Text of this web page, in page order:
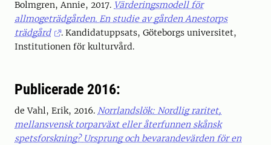
Bolmgren, Annie, 2017. Värderingsmodell för
allmogeträdgården. En studie av gården Anestorps
trädgård
. Kandidatuppsats, Göteborgs universitet,
Institutionen för kulturvård.
Publicerade 2016:
de Vahl, Erik, 2016. Norrlandslök: Nordlig raritet,
mellansvensk torparväxt eller återfunnen skånsk
spetsforskning? Ursprung och bevarandevärden för en